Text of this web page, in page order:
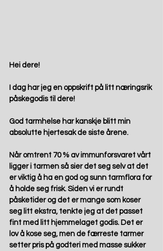
Hei dere!
I dag har jeg en oppskrift på litt næringsrik
påskegodis til dere!
God tarmhelse har kanskje blitt min
absolutte hjertesak de siste årene.
Når omtrent 70 % av immunforsvaret vårt
ligger i tarmen så sier det seg selv at det
er viktig å ha en god og sunn tarmflora for
å holde seg frisk. Siden vi er rundt
påsketider og det er mange som koser
seg litt ekstra, tenkte jeg at det passet
fint med litt hjemmelaget godis. Det er
lov å kose seg, men de færreste tarmer
setter pris på godteri med masse sukker